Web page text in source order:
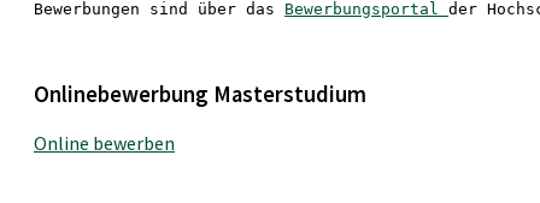
Bewerbungen sind über das Bewerbungsportal der
Onlinebewerbung Masterstudium
Online bewerben